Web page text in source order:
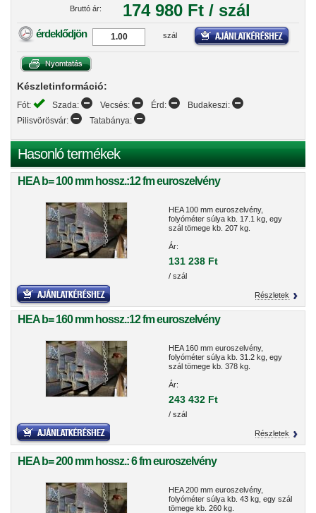
Bruttó ár: 174 980 Ft / szál
érdeklődjön szál
Készletinformáció:
Fót: Szada: Vecsés: Érd:
Budakeszi:
Pilisvörösvár:
Tatabánya:
Hasonló termékek
HEA b= 100 mm hossz.:12 fm euroszelvény
HEA 100 mm euroszelvény,
folyóméter súlya kb. 17.1 kg, egy
szál tömege kb. 207 kg.
Ár:
131 238 Ft
/ szál
Részletek
HEA b= 160 mm hossz.:12 fm euroszelvény
HEA 160 mm euroszelvény,
folyóméter súlya kb. 31.2 kg, egy
szál tömege kb. 378 kg.
Ár:
243 432 Ft
/ szál
Részletek
HEA b= 200 mm hossz.: 6 fm euroszelvény
HEA 200 mm euroszelvény,
folyóméter súlya kb. 43 kg, egy szál
tömege kb. 260 kg.